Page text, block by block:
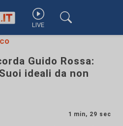
LIVE
Guido Rossa:
ideali da non
1 min, 29 sec